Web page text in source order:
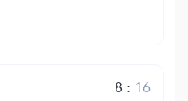
8 : 16